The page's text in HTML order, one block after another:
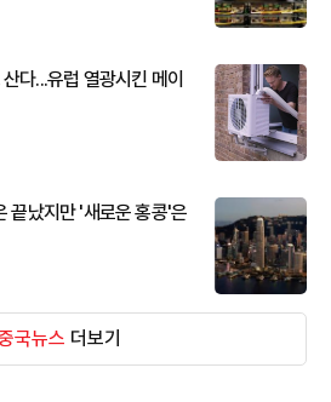
다...유럽 열광시킨 메이
끝났지만 '새로운 홍콩'은
국뉴스 더보기